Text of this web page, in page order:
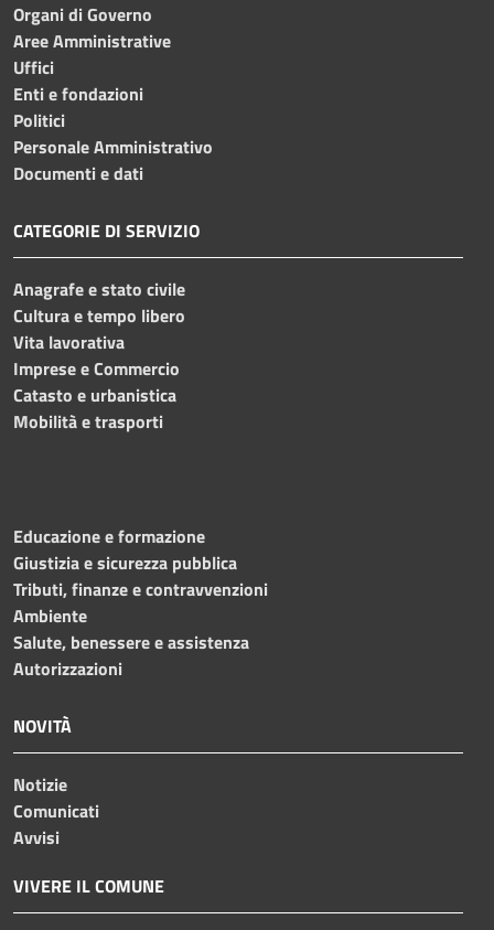
Organi di Governo
Aree Amministrative
Uffici
Enti e fondazioni
Politici
Personale Amministrativo
Documenti e dati
CATEGORIE DI SERVIZIO
Anagrafe e stato civile
Cultura e tempo libero
Vita lavorativa
Imprese e Commercio
Catasto e urbanistica
Mobilità e trasporti
Educazione e formazione
Giustizia e sicurezza pubblica
Tributi, finanze e contravvenzioni
Ambiente
Salute, benessere e assistenza
Autorizzazioni
NOVITÀ
Notizie
Comunicati
Avvisi
VIVERE IL COMUNE